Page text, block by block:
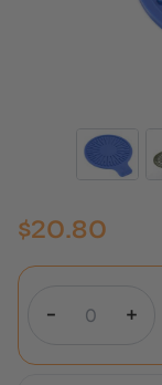
$20.80
- +